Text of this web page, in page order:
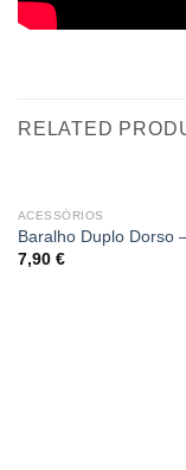
RELATED
ACESSÓRIOS
Baralho Duplo Dorso
7,90 €